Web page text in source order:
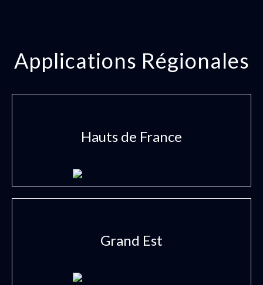
Applications Régionales
Hauts de France
Grand Est